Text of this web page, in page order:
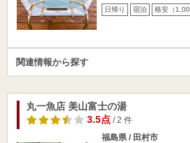
日帰り 宿泊 格安（
関連情報から探す
丸一魚店 美山富士の湯
3.5点/ 2 件
福島県 / 田村市